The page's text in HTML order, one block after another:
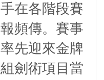
在各階段賽
頻傳。賽事
先迎來金牌
劍術項目當